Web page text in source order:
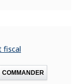
fiscal
COMMANDER